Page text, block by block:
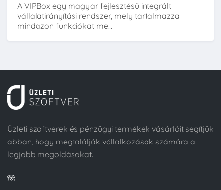
A VIPBox egy magyar fejlesztésű integrált
vállalatirányítási rendszer, mely tartalmazza
mindazon funkciókat me...
Üzleti szoftverek és pénzügyi termékek vásárlóit segítjük
abban, hogy megtalálják vállalkozások számára a
legjobb megoldásokat.